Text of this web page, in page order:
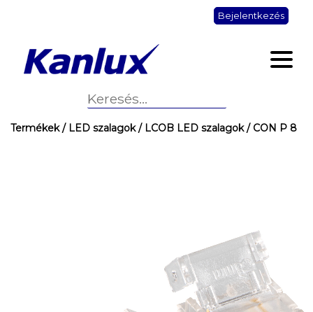
Bejelentkezés
Termékek/ LED szalagok/ LCOB LED szalagok/ CON P 8